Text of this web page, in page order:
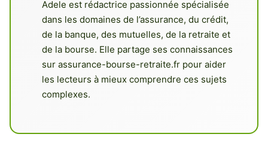
Adele est rédactrice passionnée spécialisée
dans les domaines de l’assurance, du crédit,
de la banque, des mutuelles, de la retraite et
de la bourse. Elle partage ses connaissances
sur assurance-bourse-retraite.fr pour aider
les lecteurs à mieux comprendre ces sujets
complexes.